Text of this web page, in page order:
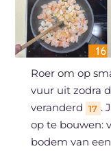
Roer om op
vuur uit zodra
veranderd 17 .
op te bouwen:
bodem van